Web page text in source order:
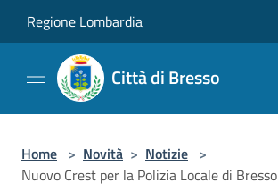
Regione Lombardia
Città di Bresso
Home > Novità > Notizie >
Nuovo Crest per la Polizia Locale di Bresso